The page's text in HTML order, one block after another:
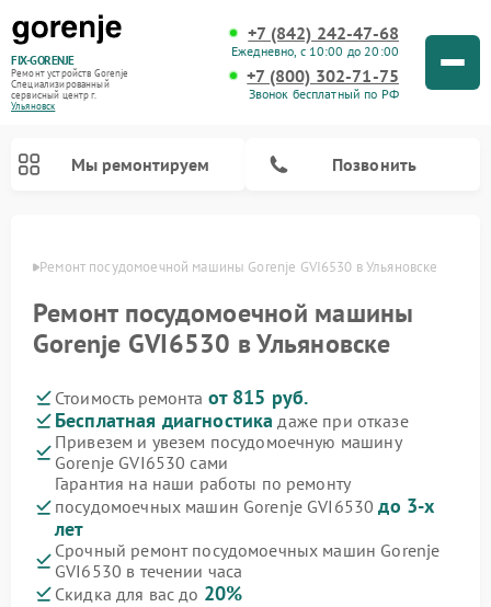
FIX-GORENJE
Ремонт устройств Gorenje
Специализированный
cервисный центр г.
Ульяновск
+7 (842) 242-47-68
Ежедневно, с 10:00 до 20:00
+7 (800) 302-71-75
Звонок бесплатный по РФ
Мы ремонтируем Позвонить
Ремонт посудомоечной машины Gorenje GVI6530 в Ульяновске
Ремонт посудомоечной машины
Gorenje GVI6530 в Ульяновске
Стоимость ремонта от 815 руб.
Бесплатная диагностика даже при отказе
Привезем и увезем посудомоечную машину
Gorenje GVI6530 сами
Гарантия на наши работы по ремонту
посудомоечных машин Gorenje GVI6530до 3-х
лет
Срочный ремонт посудомоечных машин Gorenje
GVI6530 в течении часа
Скидка для вас до 20%